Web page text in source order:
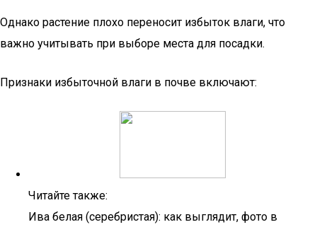
Однако растение плохо переносит избыток влаги, что
важно учитывать при выборе места для посадки.
Признаки избыточной влаги в почве включают:
Читайте также:
Ива белая (серебристая): как выглядит, фото в